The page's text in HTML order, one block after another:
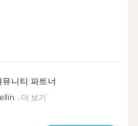
니티 파트너
더 보기